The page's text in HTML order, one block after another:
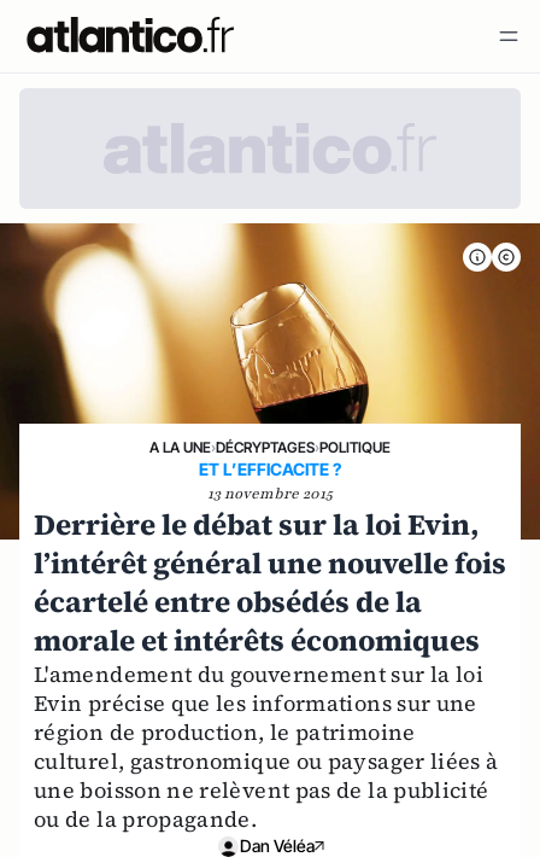
A LA UNE›DÉCRYPTAGES›POLITIQUE
ET L’EFFICACITE ?
13 novembre 2015
Derrière le débat sur la loi Evin,
l’intérêt général une nouvelle fois
écartelé entre obsédés de la
morale et intérêts économiques
L'amendement du gouvernement sur la loi
Evin précise que les informations sur une
région de production, le patrimoine
culturel, gastronomique ou paysager liées à
une boisson ne relèvent pas de la publicité
ou de la propagande.
Dan Véléa